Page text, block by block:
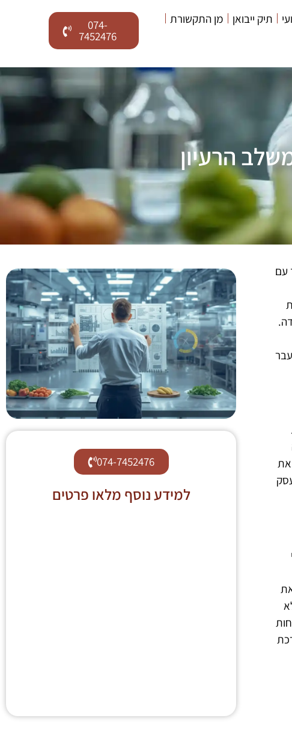
תיק ייבואן
מן התקשורת
074-
7452476
הרעיון
עם
את
074-7452476
למידע נוסף מלאו פרטים